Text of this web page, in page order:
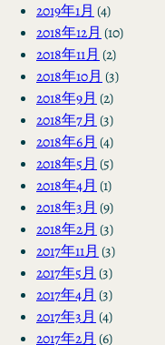
2019年1月 (4)
2018年12月 (10)
2018年11月 (2)
2018年10月 (3)
2018年9月 (2)
2018年7月 (3)
2018年6月 (4)
2018年5月 (5)
2018年4月 (1)
2018年3月 (9)
2018年2月 (3)
2017年11月 (3)
2017年5月 (3)
2017年4月 (3)
2017年3月 (4)
2017年2月 (6)